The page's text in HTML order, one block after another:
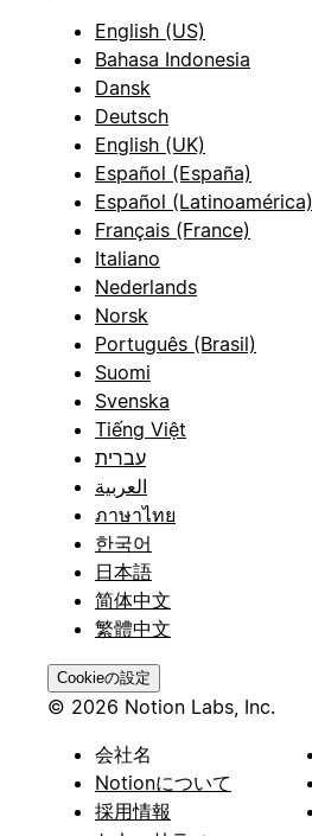
English (US)
Bahasa Indonesia
Dansk
Deutsch
English (UK)
Español (España)
Español (Latinoamérica)
Français (France)
Italiano
Nederlands
Norsk
Português (Brasil)
Suomi
Svenska
Tiếng Việt
עברית
العربية
ภาษาไทย
한국어
日本語
简体中文
繁體中文
Cookieの設定
© 2026 Notion Labs, Inc.
会社名
Notionについて
採用情報